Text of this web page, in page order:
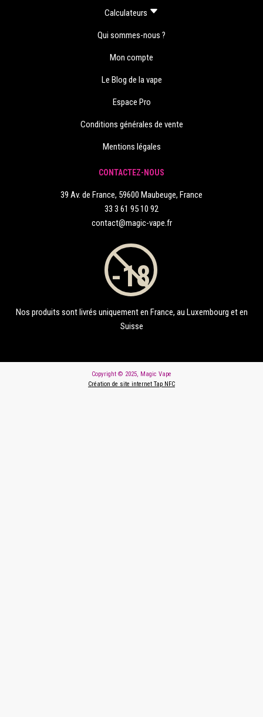
Calculateurs
Qui sommes-nous ?
Mon compte
Le Blog de la vape
Espace Pro
Conditions générales de vente
Mentions légales
CONTACTEZ-NOUS
39 Av. de France, 59600 Maubeuge, France
33 3 61 95 10 92
contact@magic-vape.fr
Nos produits sont livrés uniquement en France, au Luxembourg et en
Suisse
Copyright © 2025, Magic Vape
Création de site internet Tap NFC